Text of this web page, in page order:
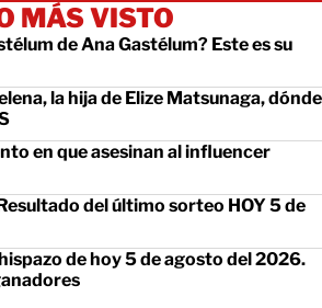
MÁS VISTO
de Ana Gastélum? Este es su
la hija de Elize Matsunaga, dónde
en que asesinan al influencer
del último sorteo HOY 5 de
de hoy 5 de agosto del 2026.